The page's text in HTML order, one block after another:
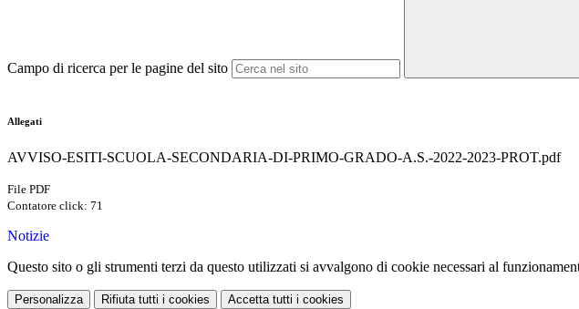
Campo di ricerca per le pagine del sito
Allegati
AVVISO-ESITI-SCUOLA-SECONDARIA-DI-PRIMO-GRADO-A.S.-2022-2023-PROT.pdf
File PDF
Contatore click: 71
Notizie
Questo sito o gli strumenti terzi da questo utilizzati si avvalgono di cookie necessari al
Personalizza Rifiuta tutti i cookies Accetta tutti i cookies